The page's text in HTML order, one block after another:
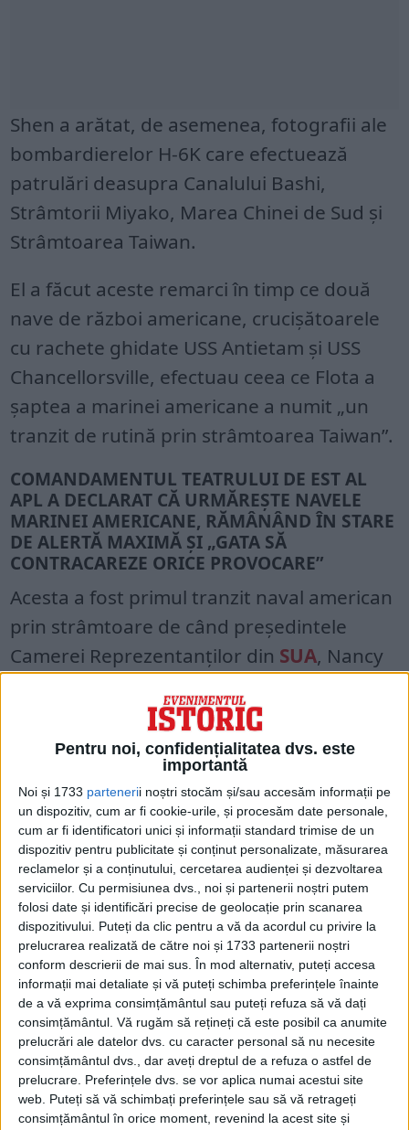
Pentru noi, confidențialitatea dvs. este
importantă
Noi și 1733 partenerii noștri stocăm și/sau accesăm informații pe
un dispozitiv, cum ar fi cookie-urile, și procesăm date personale,
cum ar fi identificatori unici și informații standard trimise de un
dispozitiv pentru publicitate și conținut personalizate, măsurarea
reclamelor și a conținutului, cercetarea audienței și dezvoltarea
serviciilor. Cu permisiunea dvs., noi și partenerii noștri putem
folosi date și identificări precise de geolocație prin scanarea
dispozitivului. Puteți da clic pentru a vă da acordul cu privire la
prelucrarea realizată de către noi și 1733 partenerii noștri
conform descrierii de mai sus. În mod alternativ, puteți accesa
informații mai detaliate și vă puteți schimba preferințele înainte
de a vă exprima consimțământul sau puteți refuza să vă dați
consimțământul. Vă rugăm să rețineți că este posibil ca anumite
prelucrări ale datelor dvs. cu caracter personal să nu necesite
consimțământul dvs., dar aveți dreptul de a refuza o astfel de
prelucrare. Preferințele dvs. se vor aplica numai acestui site
web. Puteți să vă schimbați preferințele sau să vă retrageți
consimțământul în orice moment, revenind la acest site și
Shen a arătat, de asemenea, fotografii ale
bombardierelor H-6K care efectuează
patrulări deasupra Canalului Bashi,
Strâmtorii Miyako, Marea Chinei de Sud și
Strâmtoarea Taiwan.
El a făcut aceste remarci în timp ce două
nave de război americane, crucișătoarele
cu rachete ghidate USS Antietam și USS
Chancellorsville, efectuau ceea ce Flota a
șaptea a marinei americane a numit „un
tranzit de rutină prin strâmtoarea Taiwan”.
COMANDAMENTUL TEATRULUI DE EST AL
APL A DECLARAT CĂ URMĂREȘTE NAVELE
MARINEI AMERICANE, RĂMÂNÂND ÎN STARE
DE ALERTĂ MAXIMĂ ȘI „GATA SĂ
CONTRACAREZE ORICE PROVOCARE”
Acesta a fost primul tranzit naval american
prin strâmtoare de când președintele
Camerei Reprezentanților din SUA, Nancy
luni, ceea ce a înfuriat Beijingul și a
provocat exerciții de amploare ale APL în
Beijingul consideră insula autoguvernată
ca făcând parte din teritoriul său și nu a
exclus niciodată folosirea forței pentru a